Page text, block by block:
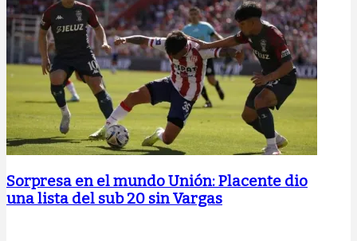
Sorpresa en el mundo Unión: Placente dio
una lista del sub 20 sin Vargas